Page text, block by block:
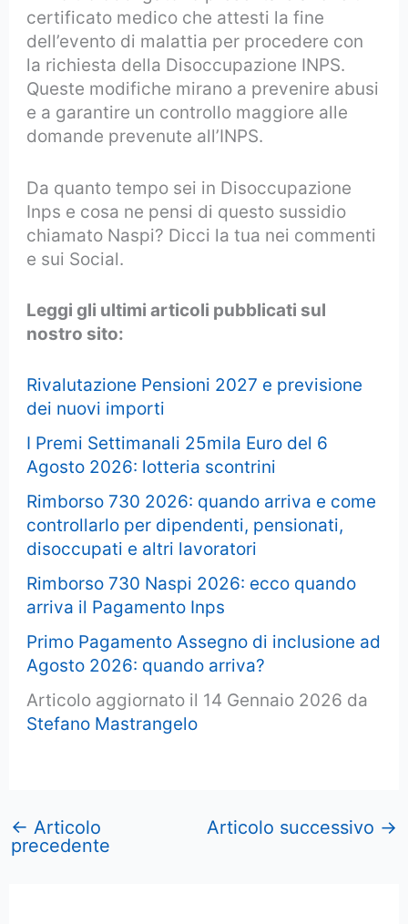
certificato medico che attesti la fine
dell’evento di malattia per procedere con
la richiesta della Disoccupazione INPS.
Queste modifiche mirano a prevenire abusi
e a garantire un controllo maggiore alle
domande prevenute all’INPS.
Da quanto tempo sei in Disoccupazione
Inps e cosa ne pensi di questo sussidio
chiamato Naspi? Dicci la tua nei commenti
e sui Social.
Leggi gli ultimi articoli pubblicati sul
nostro sito:
Rivalutazione Pensioni 2027 e previsione
dei nuovi importi
I Premi Settimanali 25mila Euro del 6
Agosto 2026: lotteria scontrini
Rimborso 730 2026: quando arriva e come
controllarlo per dipendenti, pensionati,
disoccupati e altri lavoratori
Rimborso 730 Naspi 2026: ecco quando
arriva il Pagamento Inps
Primo Pagamento Assegno di inclusione ad
Agosto 2026: quando arriva?
Articolo aggiornato il 14 Gennaio 2026 da
Stefano Mastrangelo
← Articolo
precedente
Articolo successivo →